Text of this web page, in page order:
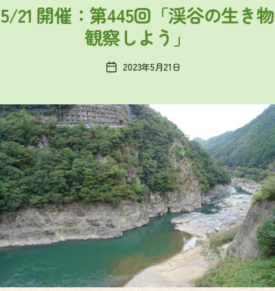
5/21 開催：第445回「渓谷の生き物
観察しよう」
Post2023年5月21日